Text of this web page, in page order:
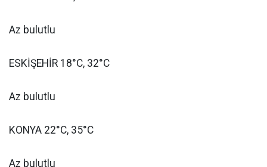
Az bulutlu
ESKİŞEHİR 18°C, 32°C
Az bulutlu
KONYA 22°C, 35°C
Az bulutlu